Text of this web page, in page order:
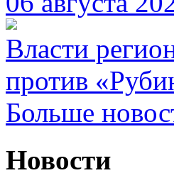
Власти
против
Больше
Новости